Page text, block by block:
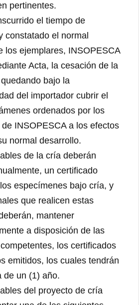
pertinentes.
el tiempo de
constatado el normal
los ejemplares, INSOPESCA
Acta, la cesación de la
bajo la
del importador cubrir el
ordenados por los
INSOPESCA a los efectos
normal desarrollo.
de la cría deberán
un certificado
especímenes bajo cría, y
que realicen estas
mantener
a disposición de las
los certificados
emitidos, los cuales tendrán
de un (1) año.
del proyecto de cría